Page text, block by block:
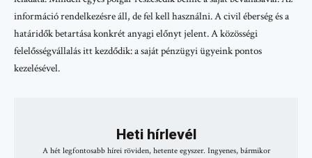
információ rendelkezésre áll, de fel kell használni. A civil éberség és a
határidők betartása konkrét anyagi előnyt jelent. A közösségi
felelősségvállalás itt kezdődik: a saját pénzügyi ügyeink pontos
kezelésével.
Heti hírlevél
A hét legfontosabb hírei röviden, hetente egyszer. Ingyenes, bármikor